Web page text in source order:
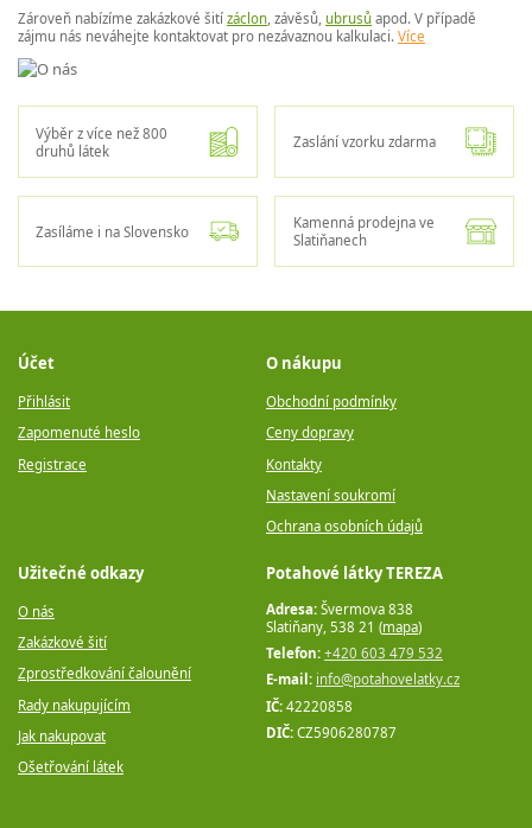
Zároveň nabízíme zakázkové šití záclon , závěsů, ubrusů apod. V případě
zájmu nás neváhejte kontaktovat pro nezávaznou kalkulaci. Více
Výběr z více než 800
druhů látek
Zaslání vzorku zdarma
Zasíláme i na Slovensko
Kamenná prodejna ve
Slatiňanech
Potahové látky TEREZA
Adresa: Švermova 838
Slatiňany, 538 21 (mapa)
Telefon: +420 603 479 532
E-mail: info@potahovelatky.cz
IČ: 42220858
DIČ: CZ5906280787
Účet
Přihlásit
Zapomenuté heslo
Registrace
O nákupu
Obchodní podmínky
Ceny dopravy
Kontakty
Nastavení soukromí
Ochrana osobních údajů
Užitečné odkazy
O nás
Zakázkové šití
Zprostředkování čalounění
Rady nakupujícím
Jak nakupovat
Ošetřování látek